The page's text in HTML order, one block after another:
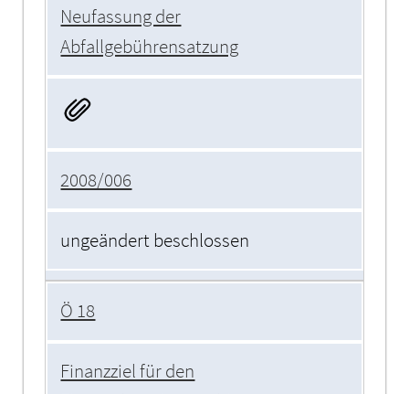
Neufassung der
Abfallgebührensatzung
2008/006
ungeändert beschlossen
Ö 18
Finanzziel für den